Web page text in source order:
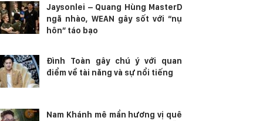
Jaysonlei – Quang Hùng MasterD
ngã nhào, WEAN gây sốt với “nụ
hôn” táo bạo
Đình Toàn gây chú ý với quan
điểm về tài năng và sự nổi tiếng
Nam Khánh mê mẩn hương vị quê